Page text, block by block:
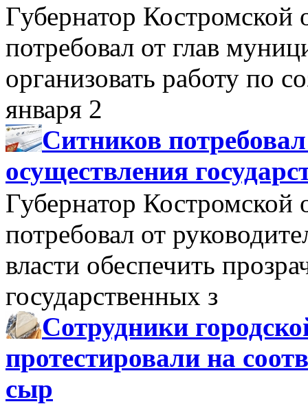
Губернатор Костромской
потребовал от глав
организовать работу по
января 2
Ситников
осуществления
Губернатор Костромской
потребовал от
власти обеспечить
государственных з
Сотрудники
протестировали на
сыр